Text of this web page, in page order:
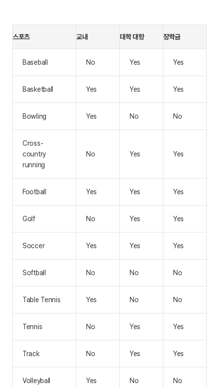
스포츠 교내 대학 대항 장학금
Baseball No Yes Yes
Basketball Yes Yes Yes
Bowling Yes No No
Cross-
country
running
No Yes Yes
Football Yes Yes Yes
Golf No Yes Yes
Soccer Yes Yes Yes
Softball No No No
Table Tennis Yes No No
Tennis No Yes Yes
Track No Yes Yes
Volleyball Yes No No